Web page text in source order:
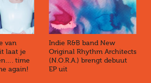
van
laat je
time
again!
Indie R&B band New
Original Rhythm Architects
(N.O.R.A.) brengt debuut
EP uit